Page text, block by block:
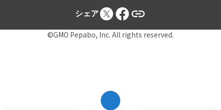
シェア
©GMO Pepabo, Inc. All rights reserved.